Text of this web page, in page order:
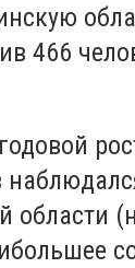
466
области